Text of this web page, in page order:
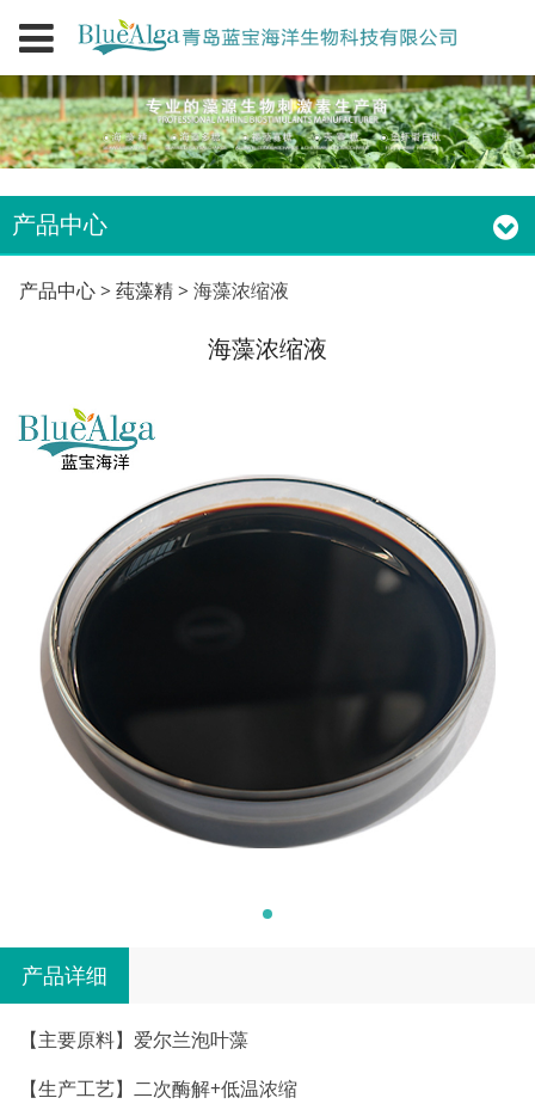
产品中心
海藻浓缩液
产品中心>莼藻精>海藻浓缩液
海藻浓缩液
产品详细
【主要原料】爱尔兰泡叶藻
【生产工艺】二次酶解+低温浓缩